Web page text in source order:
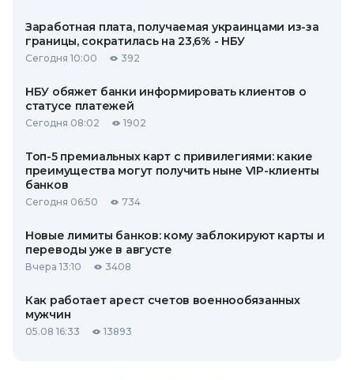
Заработная плата, получаемая украинцами из-за
границы, сократилась на 23,6% - НБУ
Сегодня 10:00 392
НБУ обяжет банки информировать клиентов о
статусе платежей
Сегодня 08:02 1902
Топ-5 премиальных карт с привилегиями: какие
преимущества могут получить ныне VIP-клиенты
банков
Сегодня 06:50 734
Новые лимиты банков: кому заблокируют карты и
переводы уже в августе
Вчера 13:10 3408
Как работает арест счетов военнообязанных
мужчин
05.08 16:33 13893